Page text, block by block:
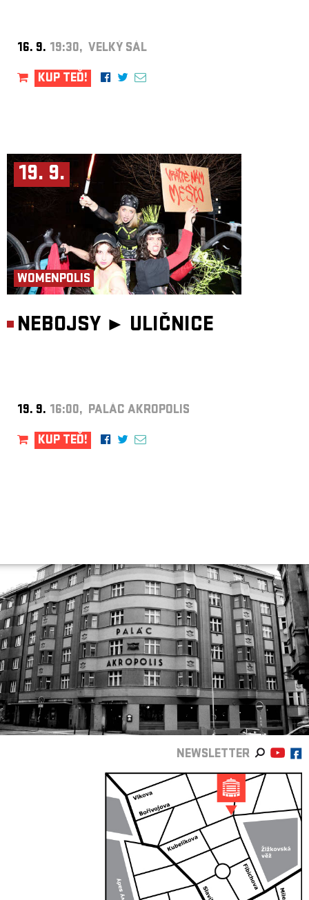
16. 9. 19:30, VELKÝ SÁL
KUP TEĎ!
19. 9.
WOMENPOLIS
NEBOJSY ► ULIČNICE
19. 9. 16:00, PALÁC AKROPOLIS
KUP TEĎ!
NEWSLETTER